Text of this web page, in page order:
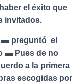
el éxito que
invitados.
preguntó el
▬ Pues de no
a la primera
escogidas por